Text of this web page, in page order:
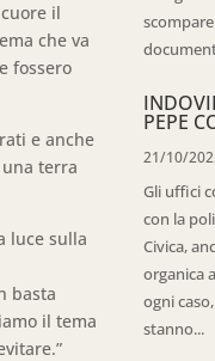
il
che va
fossero
e anche
terra
luce sulla
basta
il tema
PEPE
21/10/
Gli uffici
con la
Civica,
organica
ogni
stanno...